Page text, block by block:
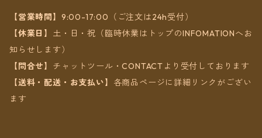
【営業時間】 9:00-17:00（ご注文は24h受付）
【休業日】 土・日・祝（臨時休業はトップのINFOMATIONへお
知らせします）
【問合せ】 チャットツール・CONTACTより受付しております
【送料・配送・お支払い】 各商品ページに詳細リンクがござい
ます